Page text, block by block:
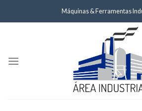
Máquinas & Ferramentas